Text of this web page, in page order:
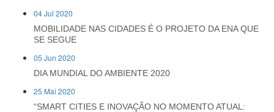
04 Jul 2020
MOBILIDADE NAS CIDADES É O PROJETO DA ENA QUE
SE SEGUE
05 Jun 2020
DIA MUNDIAL DO AMBIENTE 2020
25 Mai 2020
“SMART CITIES E INOVAÇÃO NO MOMENTO ATUAL: